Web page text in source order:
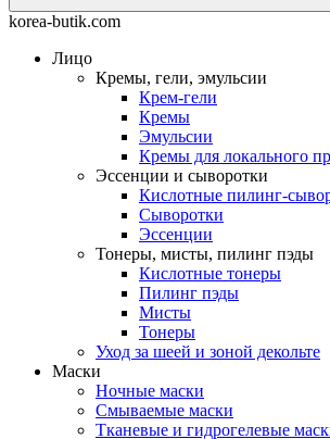
korea-butik.com
Лицо
Кремы, гели, эмульсии
Крем-гели
Кремы
Эмульсии
Кремы для локального
Эссенции и сыворотки
Кислотные пилинг-
Сыворотки
Эссенции
Тонеры, мисты, пилинг пэды
Кислотные тонеры
Пилинг пэды
Мисты
Тонеры
Уход за шеей и зоной декольте
Маски
Ночные маски
Смываемые маски
Тканевые и гидрогелевые